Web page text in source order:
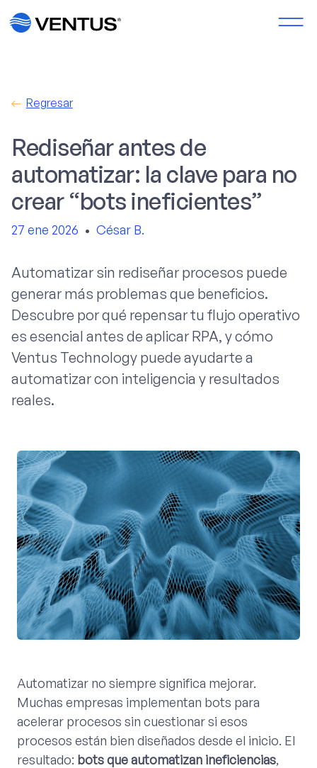
Regresar
Rediseñar antes de
automatizar: la clave para no
crear “bots ineficientes”
27 ene 2026 • César B.
Automatizar sin rediseñar procesos puede
generar más problemas que beneficios.
Descubre por qué repensar tu flujo operativo
es esencial antes de aplicar RPA, y cómo
Ventus Technology puede ayudarte a
automatizar con inteligencia y resultados
reales.
Automatizar no siempre significa mejorar.
Muchas empresas implementan bots para
acelerar procesos sin cuestionar si esos
procesos están bien diseñados desde el inicio. El
resultado: bots que automatizan ineficiencias,